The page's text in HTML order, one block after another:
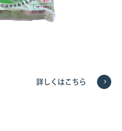
詳しくはこちら